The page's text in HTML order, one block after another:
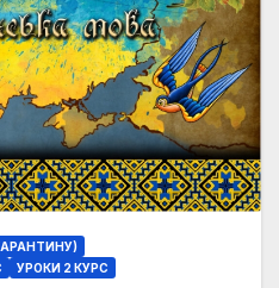
УРОКИ 2 КУРС